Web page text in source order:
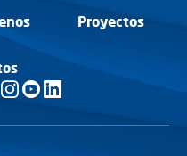
Proyectos